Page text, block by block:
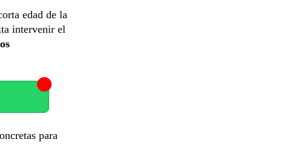
edad de la
intervenir el
para